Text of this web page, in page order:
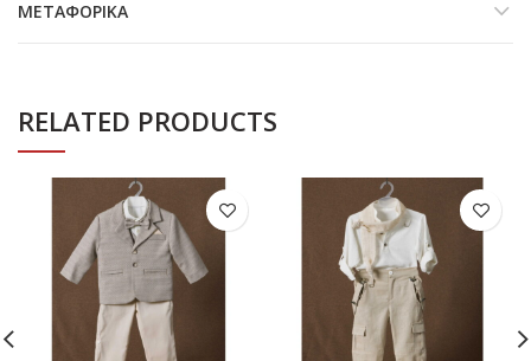
ΜΕΤΑΦΟΡΙΚΆ
RELATED PRODUCTS